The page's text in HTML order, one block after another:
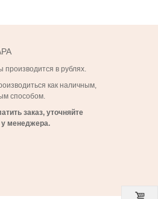
производится в рублях.
как наличным,
способом.
заказ, уточняйте
у менеджера.